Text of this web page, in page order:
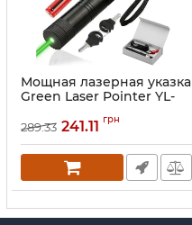
Мощная лазерная указка
Green Laser Pointer YL-
аккумуляторный
BL-303 диодный с
насадкой эффектов для
презентации
289.33 241.11 грн